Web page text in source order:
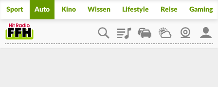
Sport Auto Kino Wissen Lifestyle Reise Gaming
PlaylistStaupilotWetterWebcam